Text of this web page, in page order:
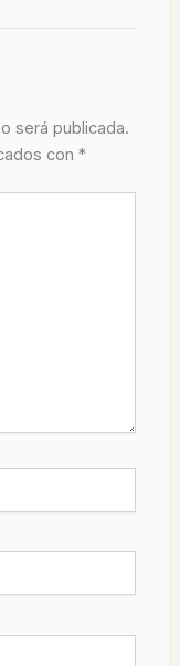
será publicada.
con *